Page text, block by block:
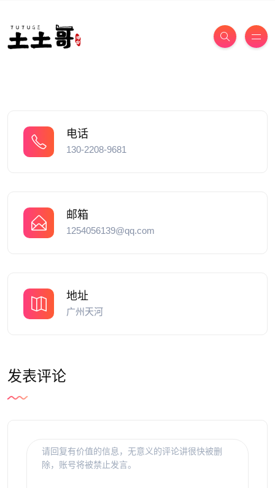
电话
130-2208-9681
邮箱
1254056139@qq.com
地址
广州天河
发表评论